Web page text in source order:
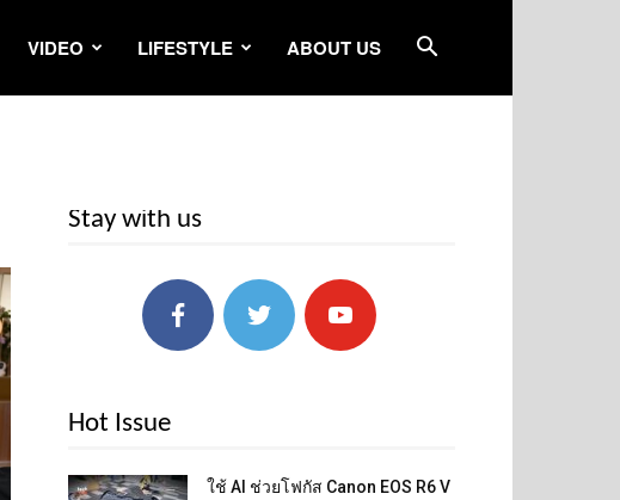
VIDEO LIFESTYLE ABOUT US
Stay with us
Hot Issue
ใช้ AI ช่วยโฟกัส Canon EOS R6 V